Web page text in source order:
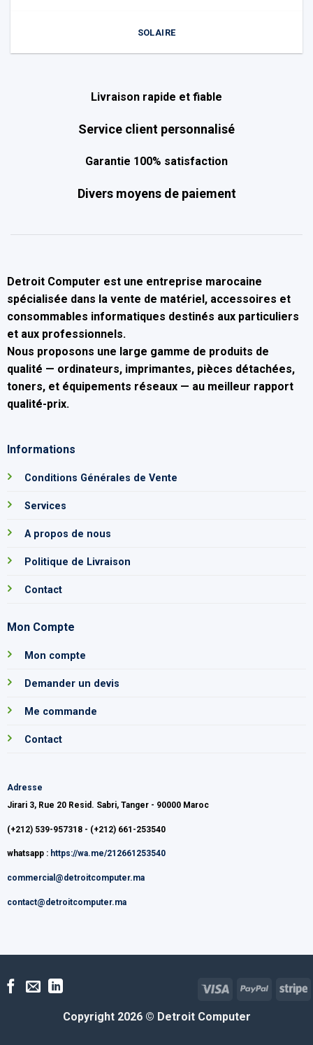
SOLAIRE
Livraison rapide et fiable
Service client personnalisé
Garantie 100% satisfaction
Divers moyens de paiement
Detroit Computer est une entreprise marocaine
spécialisée dans la vente de matériel, accessoires et
consommables informatiques destinés aux particuliers
et aux professionnels.
Nous proposons une large gamme de produits de
qualité — ordinateurs, imprimantes, pièces détachées,
toners, et équipements réseaux — au meilleur rapport
qualité-prix.
Informations
Conditions Générales de Vente
Services
A propos de nous
Politique de Livraison
Contact
Mon Compte
Mon compte
Demander un devis
Me commande
Contact
Adresse
Jirari 3, Rue 20 Resid. Sabri, Tanger - 90000 Maroc
(+212) 539-957318 - (+212) 661-253540
whatsapp : https://wa.me/212661253540
commercial@detroitcomputer.ma
contact@detroitcomputer.ma
Copyright 2026 © Detroit Computer
Visa PayPal